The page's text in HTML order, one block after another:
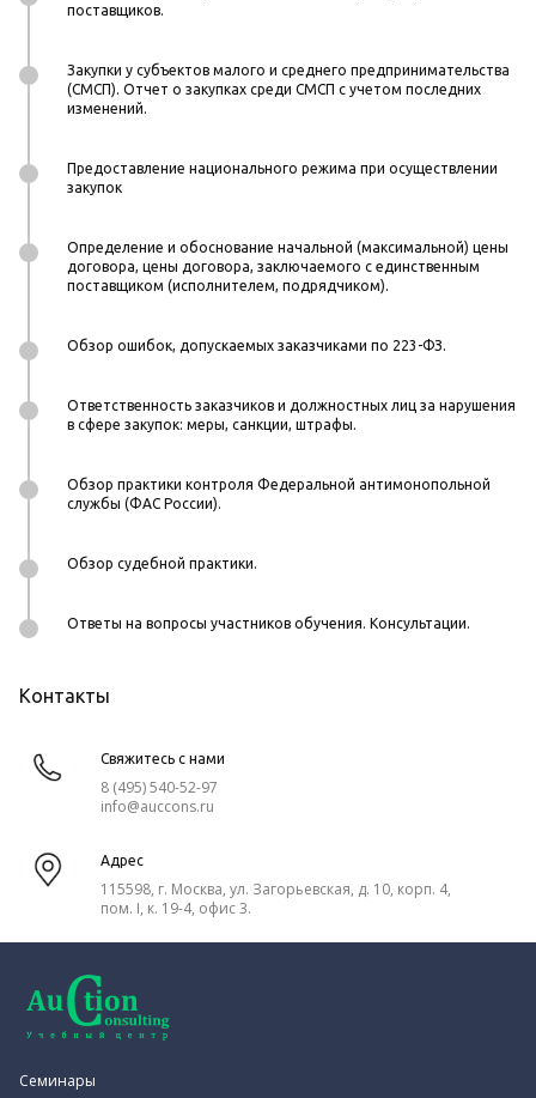
поставщиков.
Закупки у субъектов малого и среднего предпринимательства
(СМСП). Отчет о закупках среди СМСП с учетом последних
изменений.
Предоставление национального режима при осуществлении
закупок
Определение и обоснование начальной (максимальной) цены
договора, цены договора, заключаемого с единственным
поставщиком (исполнителем, подрядчиком).
Обзор ошибок, допускаемых заказчиками по 223-ФЗ.
Ответственность заказчиков и должностных лиц за нарушения
в сфере закупок: меры, санкции, штрафы.
Обзор практики контроля Федеральной антимонопольной
службы (ФАС России).
Обзор судебной практики.
Ответы на вопросы участников обучения. Консультации.
Контакты
Свяжитесь с нами
8 (495) 540-52-97
info@auccons.ru
Адрес
115598, г. Москва, ул. Загорьевская, д. 10, корп. 4,
пом. I, к. 19-4, офис 3.
Семинары